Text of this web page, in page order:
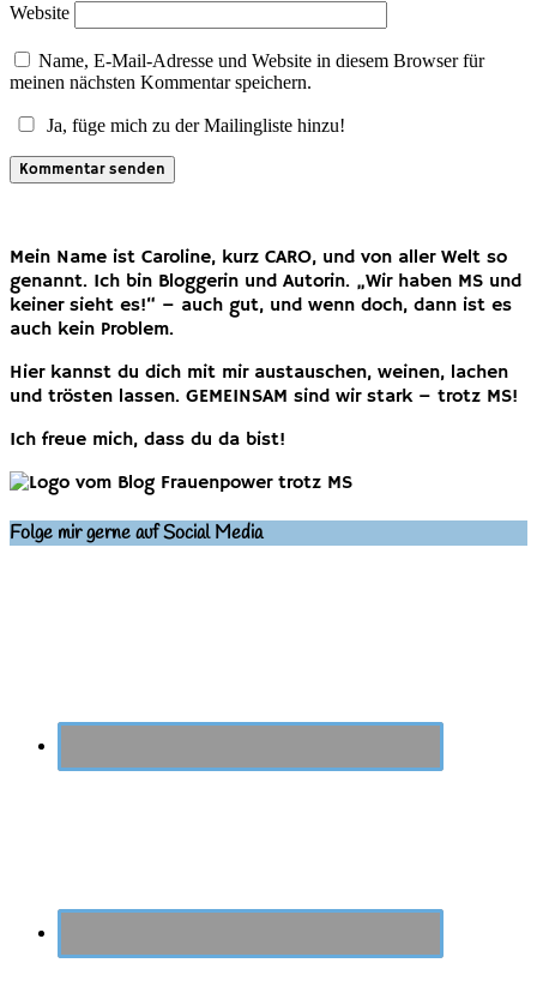
Website
Name, E-Mail-Adresse und Website in diesem Browser für
meinen nächsten Kommentar speichern.
Ja, füge mich zu der Mailingliste hinzu!
Mein Name ist Caroline, kurz CARO, und von aller Welt so
genannt. Ich bin Bloggerin und Autorin. „Wir haben MS und
keiner sieht es!“ – auch gut, und wenn doch, dann ist es
auch kein Problem.
Hier kannst du dich mit mir austauschen, weinen, lachen
und trösten lassen. GEMEINSAM sind wir stark – trotz MS!
Ich freue mich, dass du da bist!
Folge mir gerne auf Social Media